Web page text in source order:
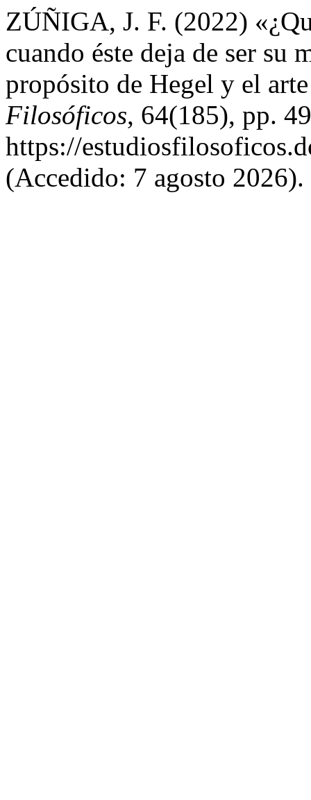
ZÚÑIGA, J. F. (2022)
cuando éste deja de ser su
propósito de Hegel y el
Filosóficos, 64(185), pp.
https://
(Accedido: 7 agosto 2026).